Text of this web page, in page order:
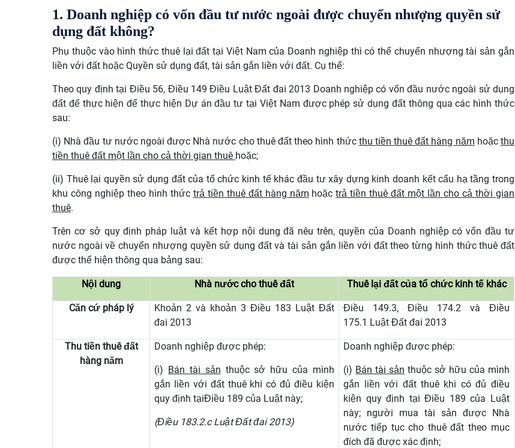
1. Doanh nghiệp có vốn đầu tư nước ngoài được chuyển nhượng quyền sử
dụng đất không?
Phụ thuộc vào hình thức thuê lại đất tại Việt Nam của Doanh nghiệp thì có thể chuyển nhượng tài sản gắn
liền với đất hoặc Quyền sử dụng đất, tài sản gắn liền với đất. Cụ thể:
Theo quy định tại Điều 56, Điều 149 Điều Luật Đất đai 2013 Doanh nghiệp có vốn đầu nước ngoài sử dụng
đất để thực hiện để thực hiện Dự án đầu tư tại Việt Nam được phép sử dụng đất thông qua các hình thức
sau:
(i) Nhà đầu tư nước ngoài được Nhà nước cho thuê đất theo hình thức thu tiền thuê đất hàng năm hoặcthu
tiền thuê đất một lần cho cả thời gian thuê hoặc;
(ii) Thuê lại quyền sử dụng đất của tổ chức kinh tế khác đầu tư xây dựng kinh doanh kết cấu hạ tầng trong
khu công nghiệp theo hình thức trả tiền thuê đất hàng năm hoặctrả tiền thuê đất một lần cho cả thời gian
thuê.
Trên cơ sở quy định pháp luật và kết hợp nội dung đã nêu trên, quyền của Doanh nghiệp có vốn đầu tư
nước ngoài về chuyển nhượng quyền sử dụng đất và tài sản gắn liền với đất theo từng hình thức thuê đất
được thể hiện thông qua bảng sau:
Nội dung Nhà nước cho thuê đất Thuê lại đất của tổ chức kinh tế khác
Căn cứ pháp lý
Khoản 2 và khoản 3 Điều 183 Luật Đất
đai 2013
Điều 149.3, Điều 174.2 và Điều
175.1 Luật Đất đai 2013
Thu tiền thuê đất
hàng năm
Doanh nghiệp được phép:
(i) Bán tài sản thuộc sở hữu của mình
gắn liền với đất thuê khi có đủ điều kiện
quy định tạiĐiều 189 của Luật này;
(Điều 183.2.c Luật Đất đai 2013)
Doanh nghiệp được phép:
(i) Bán tài sản thuộc sở hữu của mình
gắn liền với đất thuê khi có đủ điều
kiện quy định tại Điều 189 của Luật
này; người mua tài sản được Nhà
nước tiếp tục cho thuê đất theo mục
đích đã được xác định;